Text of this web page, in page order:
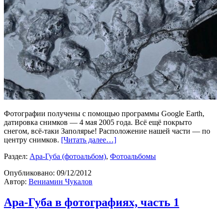
Фотографии получены с помощью программы Google Earth,
датировка снимков — 4 мая 2005 года. Всё ещё покрыто
снегом, всё-таки Заполярье! Расположение нашей части — по
центру снимков. [Читать далее…]
Раздел: Ара-Губа (фотоальбом), Фотоальбомы
Опубликовано: 09/12/2012
Автор: Вениамин Чукалов
Ара-Губа в фотографиях, часть 1